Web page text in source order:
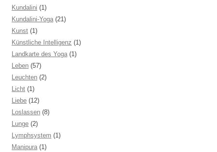
Kundalini (1)
Kundalini-Yoga (21)
Kunst (1)
Künstliche Intelligenz (1)
Landkarte des Yoga (1)
Leben (57)
Leuchten (2)
Licht (1)
Liebe (12)
Loslassen (8)
Lunge (2)
Lymphsystem (1)
Manipura (1)